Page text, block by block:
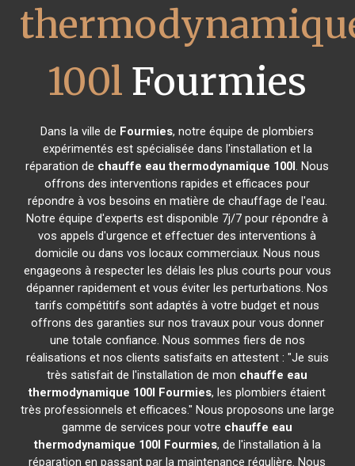
100l Fourmies
Dans la ville de Fourmies, notre équipe de plombiers
expérimentés est spécialisée dans l'installation et la
réparation de chauffe eau thermodynamique 100l. Nous
offrons des interventions rapides et efficaces pour
répondre à vos besoins en matière de chauffage de l'eau.
Notre équipe d'experts est disponible 7j/7 pour répondre à
vos appels d'urgence et effectuer des interventions à
domicile ou dans vos locaux commerciaux. Nous nous
engageons à respecter les délais les plus courts pour vous
dépanner rapidement et vous éviter les perturbations. Nos
tarifs compétitifs sont adaptés à votre budget et nous
offrons des garanties sur nos travaux pour vous donner
une totale confiance. Nous sommes fiers de nos
réalisations et nos clients satisfaits en attestent : "Je suis
très satisfait de l'installation de mon chauffe eau
thermodynamique 100l Fourmies, les plombiers étaient
très professionnels et efficaces." Nous proposons une large
gamme de services pour votre chauffe eau
thermodynamique 100l Fourmies, de l'installation à la
réparation en passant par la maintenance régulière. Nous